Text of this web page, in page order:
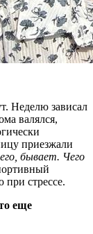
Неделю зависал
валялся,
приезжали
бывает. Чего
стрессе.
еще